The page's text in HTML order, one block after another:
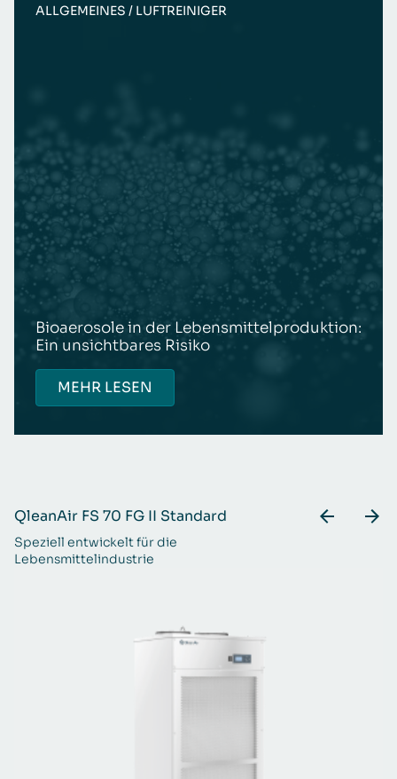
ALLGEMEINES / LUFTREINIGER
Bioaerosole in der Lebensmittelproduktion:
Ein unsichtbares Risiko
MEHR LESEN
QleanAir FS 70 FG II Standard
Speziell entwickelt für die
Lebensmittelindustrie